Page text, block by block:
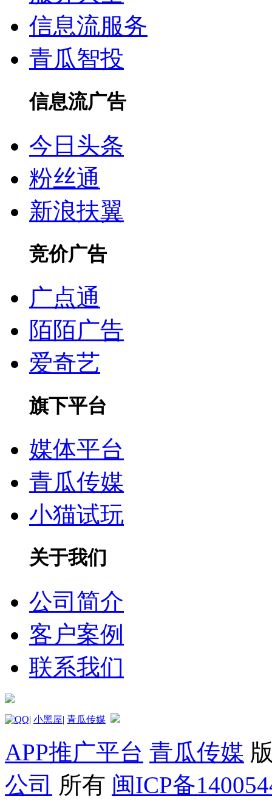
信息流服务
青瓜智投
信息流广告
今日头条
粉丝通
新浪扶翼
竞价广告
广点通
陌陌广告
爱奇艺
旗下平台
媒体平台
青瓜传媒
小猫试玩
关于我们
公司简介
客户案例
联系我们
| 小黑屋| 青瓜传媒
APP推广平台 青瓜传媒
公司 所有 闽ICP备